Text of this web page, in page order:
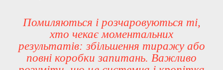
Помиляються і розчаровуються ті,
хто чекає моментальних
результатів: збільшення тиражу або
повні коробки запитань. Важливо